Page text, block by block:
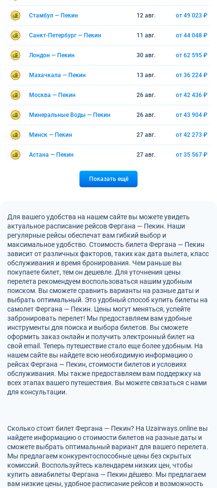
Стамбул — Пекин 12 авг. от 49 023 ₽
Санкт-Петербург — Пекин 11 авг. от 44 048 ₽
Лондон — Пекин 30 авг. от 62 595 ₽
Махачкала — Пекин 13 авг. от 36 224 ₽
Москва — Пекин 26 авг. от 42 436 ₽
Минеральные Воды — Пекин 26 авг. от 43 904 ₽
Минск — Пекин 27 авг. от 42 273 ₽
Астана — Пекин 27 авг. от 35 567 ₽
Показать ещё
Для вашего удобства на нашем сайте вы можете увидеть
актуальное расписание рейсов Фергана — Пекин. Наши
регулярные рейсы обеспечат вам гибкий выбор и
максимальное удобство. Стоимость билета Фергана — Пекин
зависит от различных факторов, таких как дата вылета, класс
обслуживания и время бронирования. Чем раньше вы
покупаете билет, тем он дешевле. Для уточнения цены
перелета рекомендуем воспользоваться нашим удобным
поиском. Вы сможете сравнить варианты на разные даты и
выбрать оптимальный. Это удобный способ купить билеты на
самолет Фергана — Пекин. Цены могут меняться, успейте
забронировать перелет! Мы предоставляем вам удобные
инструменты для поиска и выбора билетов. Вы сможете
оформить заказ онлайн и получить электронный билет на
свой email. Теперь путешествие стало еще более удобным. На
нашем сайте вы найдете всю необходимую информацию о
рейсах Фергана — Пекин, стоимости билетов и условиях
обслуживания. Мы также предоставляем вам поддержку на
всех этапах вашего путешествия. Вы можете связаться с нами
для консультации.
Сколько стоит билет Фергана — Пекин? На Uzairways.online вы
найдете информацию о стоимости билетов на разные даты и
сможете выбрать оптимальный вариант для вашего перелета.
Мы предлагаем конкурентоспособные цены без скрытых
комиссий. Воспользуйтесь календарем низких цен, чтобы
купить авиабилеты Фергана — Пекин дёшево. Мы предлагаем
вам низкие цены, удобное расписание рейсов и возможность